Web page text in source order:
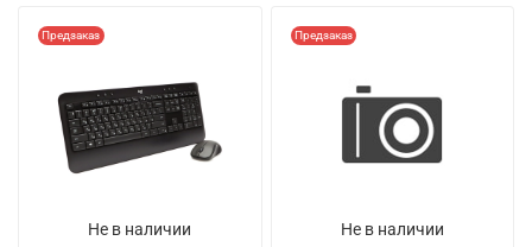
Не в наличии
Предзаказ
Не в наличии
Предзаказ